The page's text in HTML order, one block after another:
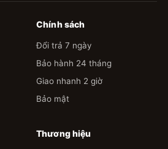
Chính sách
Đổi trả 7 ngày
Bảo hành 24 tháng
Giao nhanh 2 giờ
Bảo mật
Thương hiệu